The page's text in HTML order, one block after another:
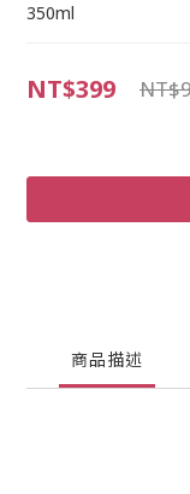
350ml
NT$399
商品描述